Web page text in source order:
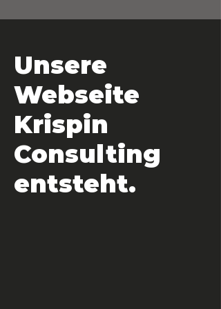
Unsere
Webseite
Krispin
Consulting
entsteht.